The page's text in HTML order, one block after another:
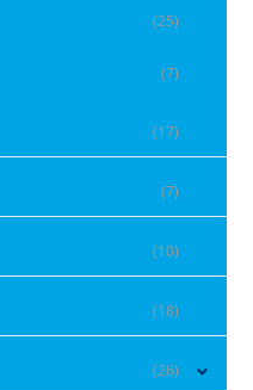
(25)
(7)
(17)
(7)
(10)
(18)
(26)